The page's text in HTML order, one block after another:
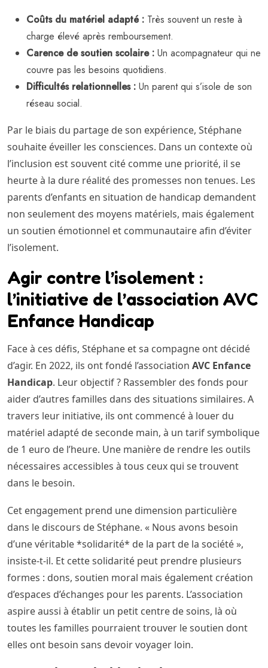
Coûts du matériel adapté : Très souvent un reste à
charge élevé après remboursement.
Carence de soutien scolaire : Un acompagnateur qui ne
couvre pas les besoins quotidiens.
Difficultés relationnelles : Un parent qui s’isole de son
réseau social.
Par le biais du partage de son expérience, Stéphane
souhaite éveiller les consciences. Dans un contexte où
l’inclusion est souvent cité comme une priorité, il se
heurte à la dure réalité des promesses non tenues. Les
parents d’enfants en situation de handicap demandent
non seulement des moyens matériels, mais également
un soutien émotionnel et communautaire afin d’éviter
l’isolement.
Agir contre l’isolement :
l’initiative de l’association AVC
Enfance Handicap
Face à ces défis, Stéphane et sa compagne ont décidé
d’agir. En 2022, ils ont fondé l’association AVC Enfance
Handicap. Leur objectif ? Rassembler des fonds pour
aider d’autres familles dans des situations similaires. A
travers leur initiative, ils ont commencé à louer du
matériel adapté de seconde main, à un tarif symbolique
de 1 euro de l’heure. Une manière de rendre les outils
nécessaires accessibles à tous ceux qui se trouvent
dans le besoin.
Cet engagement prend une dimension particulière
dans le discours de Stéphane. « Nous avons besoin
d’une véritable *solidarité* de la part de la société »,
insiste-t-il. Et cette solidarité peut prendre plusieurs
formes : dons, soutien moral mais également création
d’espaces d’échanges pour les parents. L’association
aspire aussi à établir un petit centre de soins, là où
toutes les familles pourraient trouver le soutien dont
elles ont besoin sans devoir voyager loin.